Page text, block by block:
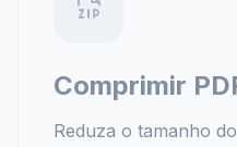
Comprimir
Reduza o tamanho